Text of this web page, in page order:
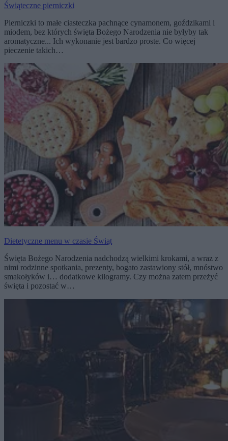
Świąteczne pierniczki
Pierniczki to małe ciasteczka pachnące cynamonem, goździkami i
miodem, bez których święta Bożego Narodzenia nie byłyby tak
aromatyczne... Ich wykonanie jest bardzo proste. Co więcej
pieczenie takich…
Dietetyczne menu w czasie Świąt
Święta Bożego Narodzenia nadchodzą wielkimi krokami, a wraz z
nimi rodzinne spotkania, prezenty, bogato zastawiony stół, mnóstwo
smakołyków i… dodatkowe kilogramy. Czy można zatem przeżyć
święta i pozostać w…